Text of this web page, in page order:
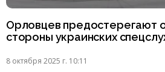
Орловцев предостерегают
стороны украинских
8 октября 2025 г. 10:11